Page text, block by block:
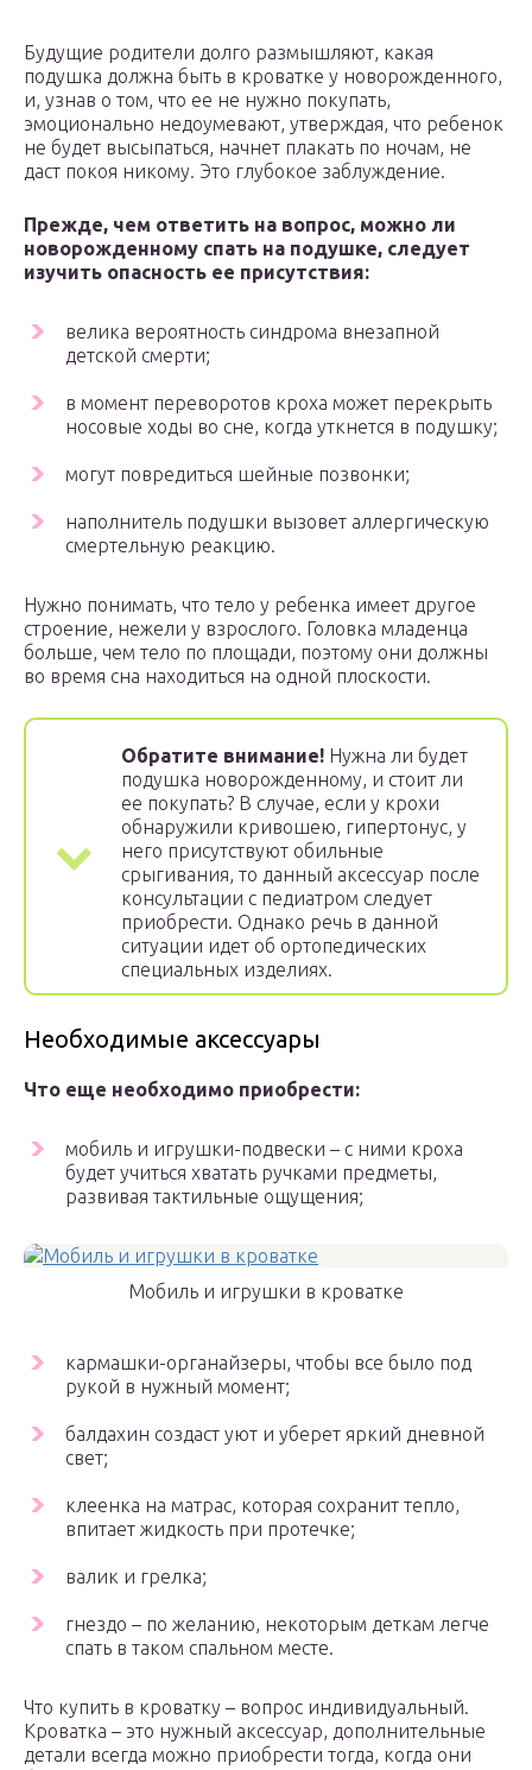
Будущие родители долго размышляют, какая
подушка должна быть в кроватке у новорожденного,
и, узнав о том, что ее не нужно покупать,
эмоционально недоумевают, утверждая, что ребенок
не будет высыпаться, начнет плакать по ночам, не
даст покоя никому. Это глубокое заблуждение.
Прежде, чем ответить на вопрос, можно ли
новорожденному спать на подушке, следует
изучить опасность ее присутствия:
велика вероятность синдрома внезапной
детской смерти;
в момент переворотов кроха может перекрыть
носовые ходы во сне, когда уткнется в подушку;
могут повредиться шейные позвонки;
наполнитель подушки вызовет аллергическую
смертельную реакцию.
Нужно понимать, что тело у ребенка имеет другое
строение, нежели у взрослого. Головка младенца
больше, чем тело по площади, поэтому они должны
во время сна находиться на одной плоскости.
Обратите внимание! Нужна ли будет
подушка новорожденному, и стоит ли
ее покупать? В случае, если у крохи
обнаружили кривошею, гипертонус, у
него присутствуют обильные
срыгивания, то данный аксессуар после
консультации с педиатром следует
приобрести. Однако речь в данной
ситуации идет об ортопедических
специальных изделиях.
Необходимые аксессуары
Что еще необходимо приобрести:
мобиль и игрушки-подвески – с ними кроха
будет учиться хватать ручками предметы,
развивая тактильные ощущения;
Мобиль и игрушки в кроватке
кармашки-органайзеры, чтобы все было под
рукой в нужный момент;
балдахин создаст уют и уберет яркий дневной
свет;
клеенка на матрас, которая сохранит тепло,
впитает жидкость при протечке;
валик и грелка;
гнездо – по желанию, некоторым деткам легче
спать в таком спальном месте.
Что купить в кроватку – вопрос индивидуальный.
Кроватка – это нужный аксессуар, дополнительные
детали всегда можно приобрести тогда, когда они